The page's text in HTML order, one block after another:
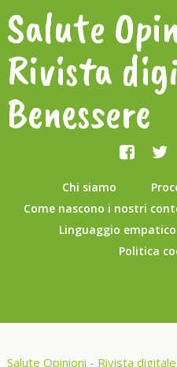
Salute
Rivista
Benessere
Chi siamo
Come nascono i nostri
Linguaggio empatico
Politica
Salute Opinioni - Rivista